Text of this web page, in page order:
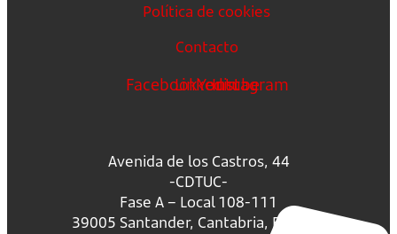
Política de cookies
Contacto
FacebookLinkedin
Youtube
Instagram
Avenida de los Castros, 44
-CDTUC-
Fase A – Local 108-111
39005 Santander, Cantabria, España.